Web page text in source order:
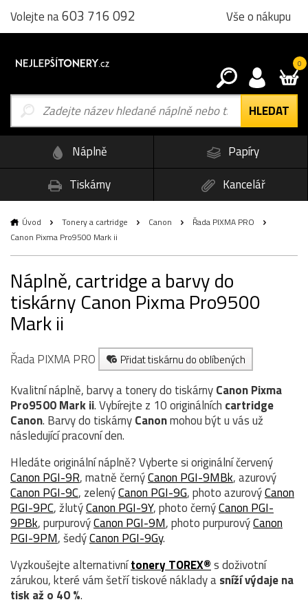
Volejte na603 716 092 Vše o nákupu
0
Náplně
Papíry
Tiskárny
Kancelář
Úvod Tonery a cartridge Canon
Řada PIXMA PRO
Canon Pixma Pro9500 Mark ii
Náplně, cartridge a barvy do
tiskárny Canon Pixma Pro9500
Mark ii
Řada PIXMA PRO Přidat tiskárnu do oblíbených
Kvalitní náplně, barvy a tonery do tiskárnyCanon Pixma
Pro9500 Mark ii. Vybírejte z 10 originálních cartridge
Canon. Barvy do tiskárnyCanonmohou být u vás už
následující pracovní den.
Hledáte originální náplně? Vyberte si originální červený
Canon PGI-9R, matně černýCanon PGI-9MBk, azurový
Canon PGI-9C, zelenýCanon PGI-9G, photo azurovýCanon
PGI-9PC, žlutýCanon PGI-9Y, photo černýCanon PGI-
9PBk, purpurovýCanon PGI-9M, photo purpurovýCanon
PGI-9PM, šedýCanon PGI-9Gy.
Vyzkoušejte alternativnítonery TOREX®s doživotní
zárukou, které vám šetří tiskové náklady asníží výdaje na
tisk až o 40 %.